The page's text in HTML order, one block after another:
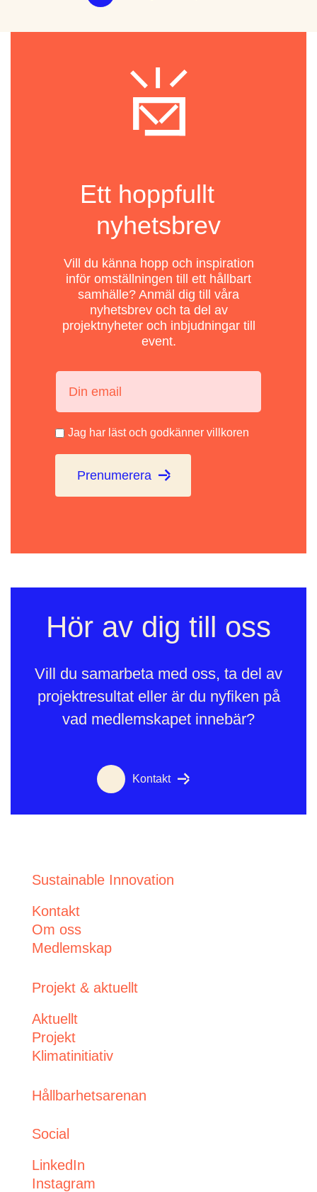
Ett hoppfullt
nyhetsbrev
Vill du känna hopp och inspiration
inför omställningen till ett hållbart
samhälle? Anmäl dig till våra
nyhetsbrev och ta del av
projektnyheter och inbjudningar till
event.
Jag har läst och godkänner villkoren
Prenumerera
Hör av dig till oss
Vill du samarbeta med oss, ta del av
projektresultat eller är du nyfiken på
vad medlemskapet innebär?
Kontakt
Sustainable Innovation
Kontakt
Om oss
Medlemskap
Projekt & aktuellt
Aktuellt
Projekt
Klimatinitiativ
Hållbarhetsarenan
Social
LinkedIn
Instagram